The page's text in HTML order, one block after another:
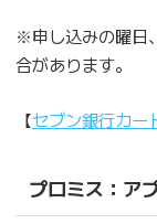
※申し込みの曜日
合があります。
【セブン銀行カー
プロミス：ア